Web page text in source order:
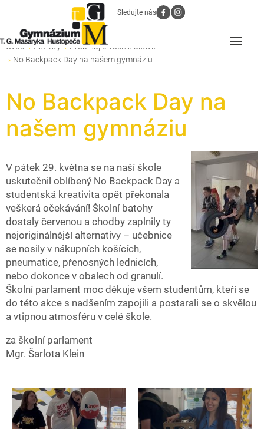
Sledujte nás
Úvod Aktivity
Probíhající ročník aktivit
No Backpack Day na našem gymnáziu
No Backpack Day na
našem gymnáziu
V pátek 29. května se na naší škole
uskutečnil oblíbený No Backpack Day a
studentská kreativita opět překonala
veškerá očekávání! Školní batohy
dostaly červenou a chodby zaplnily ty
nejoriginálnější alternativy – učebnice
se nosily v nákupních košících,
pneumatice, přenosných lednicích,
nebo dokonce v obalech od granulí.
Školní parlament moc děkuje všem studentům, kteří se
do této akce s nadšením zapojili a postarali se o skvělou
a vtipnou atmosféru v celé škole.
za školní parlament
Mgr. Šarlota Klein